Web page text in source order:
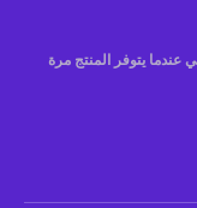
عندما يتوفر المنتج مرة